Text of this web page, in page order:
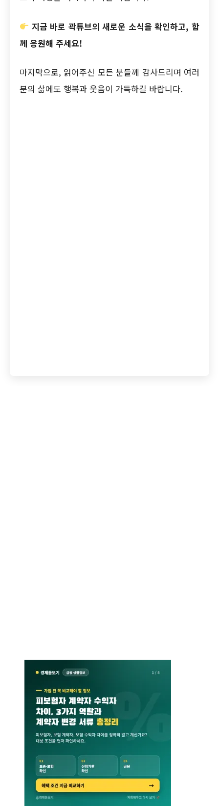
지금 바로 곽튜브의 새로운 소식을 확인하고, 함
께 응원해 주세요!
마지막으로, 읽어주신 모든 분들께 감사드리며 여러
분의 삶에도 행복과 웃음이 가득하길 바랍니다.